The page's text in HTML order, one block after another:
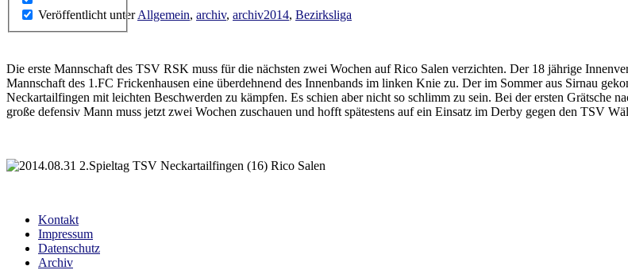
Veröffentlicht unterAllgemein, archiv, archiv2014, Bezirksliga
Die erste Mannschaft des TSV RSK muss für die nächsten zwei Wochen auf Rico Salen verzichten. Der 18 jährige
Mannschaft des 1.FC Frickenhausen eine überdehnend des Innenbands im linken Knie zu. Der im Sommer aus Sirnau
Neckartailfingen mit leichten Beschwerden zu kämpfen. Es schien aber nicht so schlimm zu sein. Bei der ersten Grätsche
große defensiv Mann muss jetzt zwei Wochen zuschauen und hofft spätestens auf ein Einsatz im Derby gegen den TSV
Kontakt
Impressum
Datenschutz
Archiv